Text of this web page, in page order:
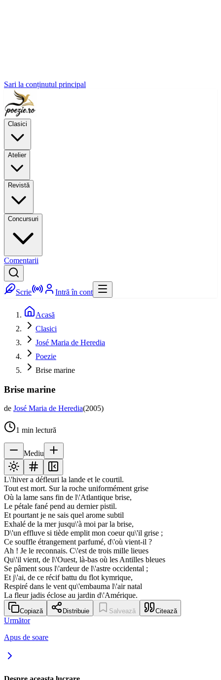
Sari la conținutul principal
Clasici
Atelier
Revistă
Concursuri
Comentarii
Scrie Intră în cont
Acasă
Clasici
José Maria de Heredia
Poezie
Brise marine
Brise marine
de José Maria de Heredia(2005)
1 min lectură
Mediu
L\'hiver a défleuri la lande et le courtil.
Tout est mort. Sur la roche uniformément grise
Où la lame sans fin de l\'Atlantique brise,
Le pétale fané pend au dernier pistil.
Et pourtant je ne sais quel arome subtil
Exhalé de la mer jusqu\'à moi par la brise,
D\'un effluve si tiède emplit mon coeur qu\'il grise ;
Ce souffle étrangement parfumé, d\'où vient-il ?
Ah ! Je le reconnais. C\'est de trois mille lieues
Qu\'il vient, de l\'Ouest, là-bas où les Antilles bleues
Se pâment sous l\'ardeur de l\'astre occidental ;
Et j\'ai, de ce récif battu du flot kymrique,
Respiré dans le vent qu\'embauma l\'air natal
La fleur jadis éclose au jardin d\'Amérique.
Copiază Distribuie Salvează Citează
Următor
Apus de soare